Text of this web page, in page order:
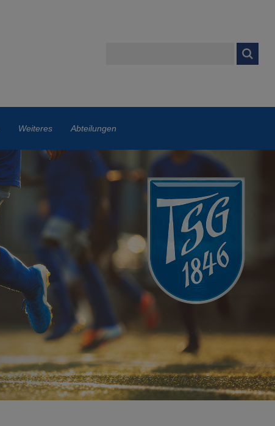
Weiteres Abteilungen